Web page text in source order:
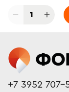
1
+7 3952 707-